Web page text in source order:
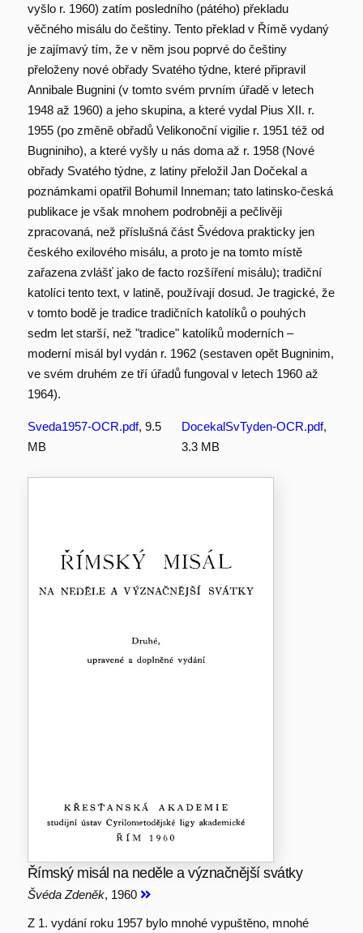
vyšlo r. 1960) zatím posledního (pátého) překladu
věčného misálu do češtiny. Tento překlad v Římě vydaný
je zajímavý tím, že v něm jsou poprvé do češtiny
přeloženy nové obřady Svatého týdne, které připravil
Annibale Bugnini (v tomto svém prvním úřadě v letech
1948 až 1960) a jeho skupina, a které vydal Pius XII. r.
1955 (po změně obřadů Velikonoční vigilie r. 1951 též od
Bugniniho), a které vyšly u nás doma až r. 1958 (Nové
obřady Svatého týdne, z latiny přeložil Jan Dočekal a
poznámkami opatřil Bohumil Inneman; tato latinsko-česká
publikace je však mnohem podrobněji a pečlivěji
zpracovaná, než příslušná část Švédova prakticky jen
českého exilového misálu, a proto je na tomto místě
zařazena zvlášť jako de facto rozšíření misálu); tradiční
katolíci tento text, v latině, používají dosud. Je tragické, že
v tomto bodě je tradice tradičních katolíků o pouhých
sedm let starší, než "tradice" katolíků moderních –
moderní misál byl vydán r. 1962 (sestaven opět Bugninim,
ve svém druhém ze tří úřadů fungoval v letech 1960 až
1964).
Sveda1957-OCR.pdf, 9.5
MB
DocekalSvTyden-OCR.pdf,
3.3 MB
Římský misál na neděle a význačnější svátky
Švéda Zdeněk, 1960
Z 1. vydání roku 1957 bylo mnohé vypuštěno, mnohé